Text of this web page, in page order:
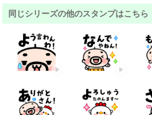
同じシリーズの他のスタンプはこちら